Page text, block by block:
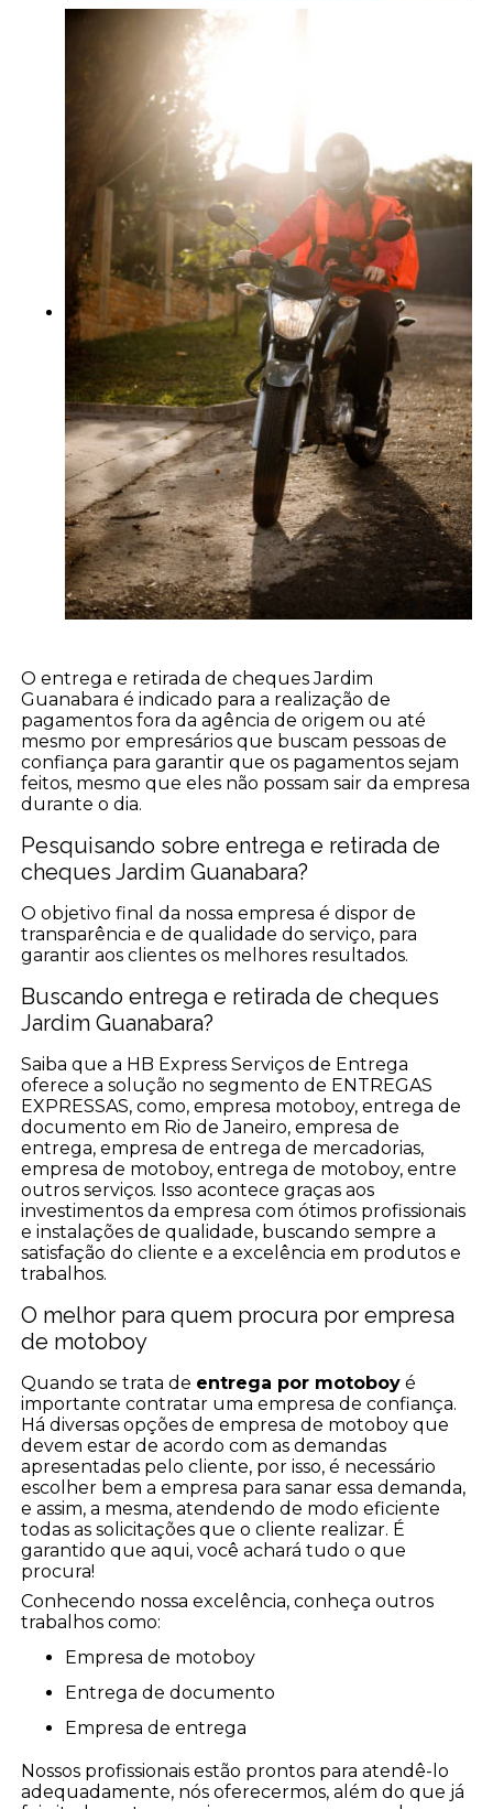
O entrega e retirada de cheques Jardim
Guanabara é indicado para a realização de
pagamentos fora da agência de origem ou até
mesmo por empresários que buscam pessoas de
confiança para garantir que os pagamentos sejam
feitos, mesmo que eles não possam sair da empresa
durante o dia.
Pesquisando sobre entrega e retirada de
cheques Jardim Guanabara?
O objetivo final da nossa empresa é dispor de
transparência e de qualidade do serviço, para
garantir aos clientes os melhores resultados.
Buscando entrega e retirada de cheques
Jardim Guanabara?
Saiba que a HB Express Serviços de Entrega
oferece a solução no segmento de ENTREGAS
EXPRESSAS, como, empresa motoboy, entrega de
documento em Rio de Janeiro, empresa de
entrega, empresa de entrega de mercadorias,
empresa de motoboy, entrega de motoboy, entre
outros serviços. Isso acontece graças aos
investimentos da empresa com ótimos profissionais
e instalações de qualidade, buscando sempre a
satisfação do cliente e a excelência em produtos e
trabalhos.
O melhor para quem procura por empresa
de motoboy
Quando se trata de entrega por motoboy é
importante contratar uma empresa de confiança.
Há diversas opções de empresa de motoboy que
devem estar de acordo com as demandas
apresentadas pelo cliente, por isso, é necessário
escolher bem a empresa para sanar essa demanda,
e assim, a mesma, atendendo de modo eficiente
todas as solicitações que o cliente realizar. É
garantido que aqui, você achará tudo o que
procura!
Conhecendo nossa excelência, conheça outros
trabalhos como:
empresa de motoboy
entrega de documento
empresa de entrega
Nossos profissionais estão prontos para atendê-lo
adequadamente, nós oferecermos, além do que já